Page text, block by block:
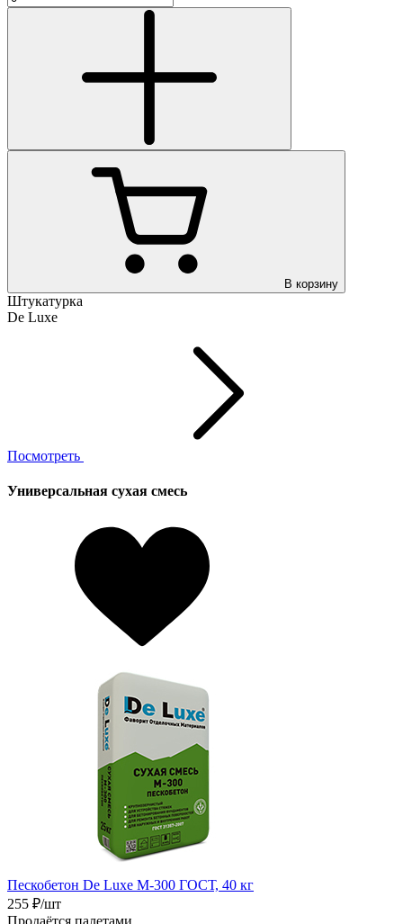
В корзину
Штукатурка
De Luxe
Посмотреть
Универсальная сухая смесь
Пескобетон De Luxe М-300 ГОСТ, 40 кг
255 ₽/шт
Продаётся палетами